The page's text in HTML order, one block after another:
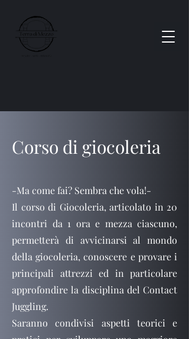
Corso di giocoleria
-Ma come fai? Sembra che vola!-
Il corso di Giocoleria, articolato in 20
incontri da 1 ora e mezza ciascuno,
permetterà di avvicinarsi al mondo
della giocoleria, conoscere e provare i
principali attrezzi ed in particolare
approfondire la disciplina del Contact
Juggling.
Saranno condivisi aspetti teorici e